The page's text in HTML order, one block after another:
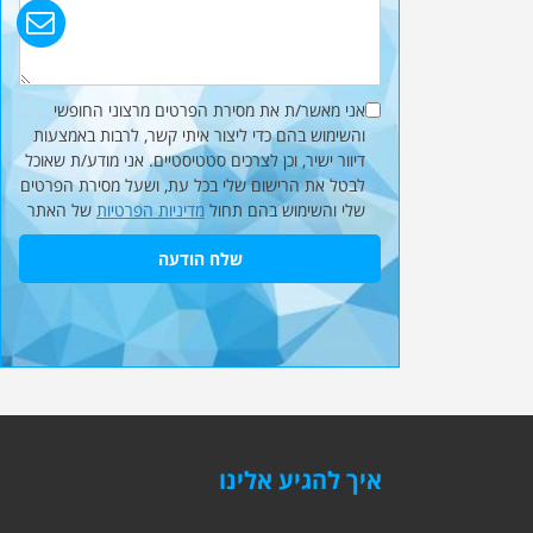
אני מאשר/ת את מסירת הפרטים מרצוני החופשי
והשימוש בהם כדי ליצור איתי קשר, לרבות באמצעות
דיוור ישיר, וכן לצרכים סטטיסטיים. אני מודע/ת שאוכל
לבטל את הרישום שלי בכל עת, ושעל מסירת הפרטים
שלי והשימוש בהם תחול מדיניות הפרטיות של האתר
שלח הודעה
איך להגיע אלינו